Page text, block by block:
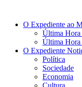
O Expediente ao
Última Hora
Última
O Expediente
Política
Sociedade
Economia
Cultura